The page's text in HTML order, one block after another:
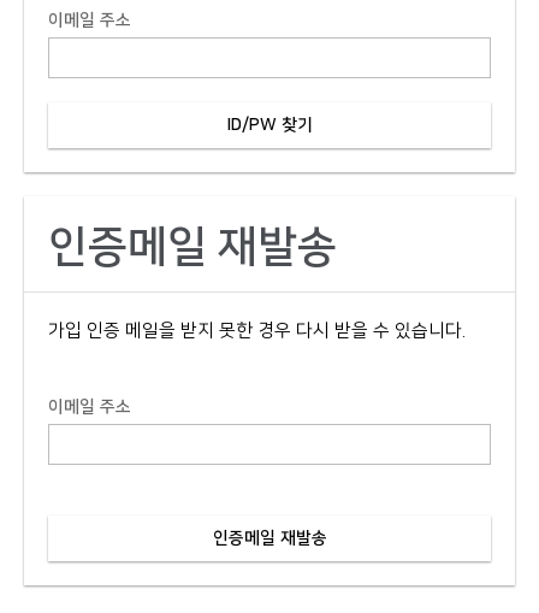
이메일 주소
인증메일 재발송
가입 인증 메일을 받지 못한 경우 다시 받을 수 있습니다.
이메일 주소